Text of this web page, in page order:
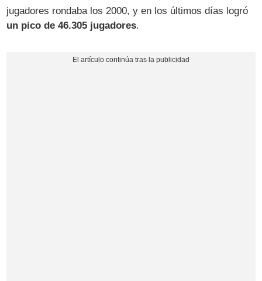
jugadores rondaba los 2000, y en los últimos días logró
un pico de 46.305 jugadores.